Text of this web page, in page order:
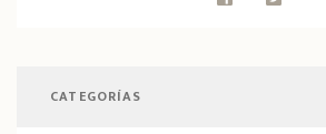
CATEGORÍAS